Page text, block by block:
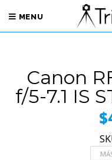
MENU
Canon
f/5-7.1 IS